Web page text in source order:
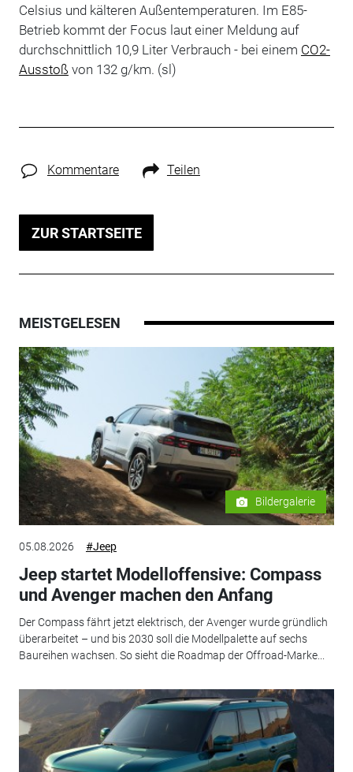
Celsius und kälteren Außentemperaturen. Im E85-
Betrieb kommt der Focus laut einer Meldung auf
durchschnittlich 10,9 Liter Verbrauch - bei einem CO2-
Ausstoß von 132 g/km. (sl)
Kommentare Teilen
ZUR STARTSEITE
MEISTGELESEN
Bildergalerie
05.08.2026 #Jeep
Jeep startet Modelloffensive: Compass
und Avenger machen den Anfang
Der Compass fährt jetzt elektrisch, der Avenger wurde gründlich
überarbeitet – und bis 2030 soll die Modellpalette auf sechs
Baureihen wachsen. So sieht die Roadmap der Offroad-Marke...